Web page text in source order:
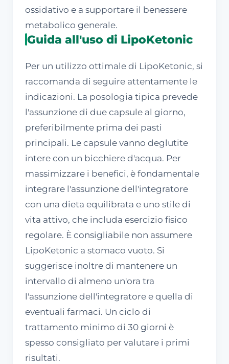
ossidativo e a supportare il benessere
metabolico generale.
Guida all'uso di LipoKetonic
Per un utilizzo ottimale di LipoKetonic, si
raccomanda di seguire attentamente le
indicazioni. La posologia tipica prevede
l'assunzione di due capsule al giorno,
preferibilmente prima dei pasti
principali. Le capsule vanno deglutite
intere con un bicchiere d'acqua. Per
massimizzare i benefici, è fondamentale
integrare l'assunzione dell'integratore
con una dieta equilibrata e uno stile di
vita attivo, che includa esercizio fisico
regolare. È consigliabile non assumere
LipoKetonic a stomaco vuoto. Si
suggerisce inoltre di mantenere un
intervallo di almeno un'ora tra
l'assunzione dell'integratore e quella di
eventuali farmaci. Un ciclo di
trattamento minimo di 30 giorni è
spesso consigliato per valutare i primi
risultati.